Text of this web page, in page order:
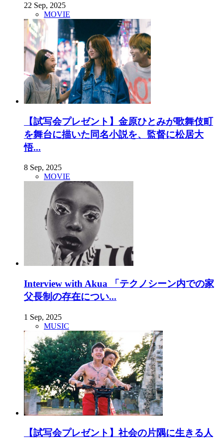
22 Sep, 2025
MOVIE
【試写会プレゼント】金原ひとみが歌舞伎町
を舞台に描いた同名小説を、監督に松居大
悟...
8 Sep, 2025
MOVIE
Interview with Akua 「テクノシーン内での家
父長制の存在につい...
1 Sep, 2025
MUSIC
【試写会プレゼント】社会の片隅に生きる人